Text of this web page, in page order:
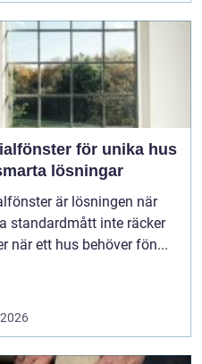
för unika hus
lösningar
är lösningen när
standardmått inte räcker
när ett hus behöver fön...